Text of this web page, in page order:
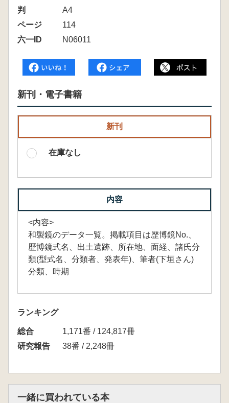
判
A4
ページ
114
六一ID
N06011
新刊・電子書籍
新刊
在庫なし
内容
<内容>
和製鏡のデータ一覧。掲載項目は歴博鏡No.、
歴博鏡式名、出土遺跡、所在地、面経、諸氏分
類(型式名、分類者、発表年)、筆者(下垣さん)
分類、時期
ランキング
総合
1,171番 / 124,817冊
研究報告
38番 / 2,248冊
一緒に買われている本